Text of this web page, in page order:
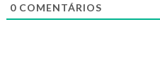
0 COMENTÁRIOS